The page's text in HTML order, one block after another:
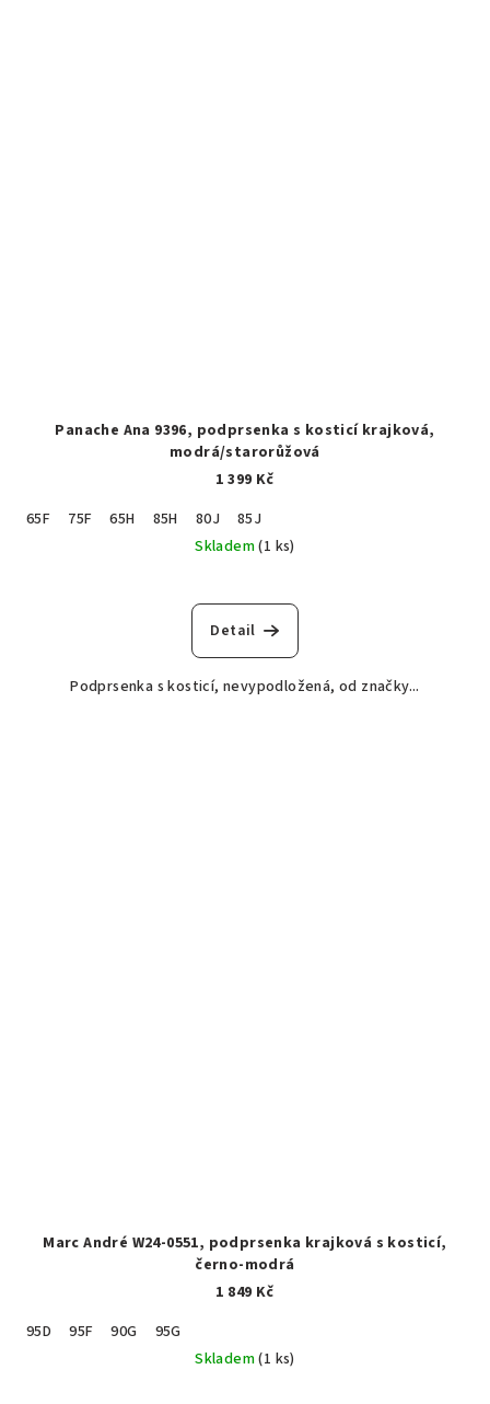
Panache Ana 9396, podprsenka s kosticí krajková,
modrá/starorůžová
1 399 Kč
65F
75F 65H 85H 80J
85J
Skladem(1 ks)
Detail
Podprsenka s kosticí, nevypodložená, od značky...
Marc André W24-0551, podprsenka krajková s kosticí,
černo-modrá
1 849 Kč
95D
95F 90G
95G
Skladem(1 ks)